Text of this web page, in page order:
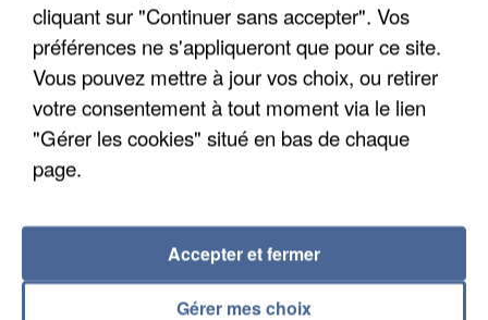
cliquant sur "Continuer sans accepter". Vos
préférences ne s'appliqueront que pour ce site.
Vous pouvez mettre à jour vos choix, ou retirer
votre consentement à tout moment via le lien
"Gérer les cookies" situé en bas de chaque
page.
Gérer mes choix
Accepter et fermer